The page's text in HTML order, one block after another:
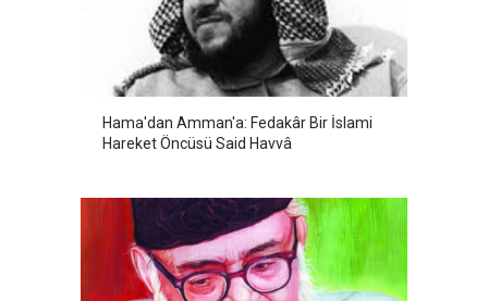
Hama'dan Amman'a: Fedakâr Bir İslami
Hareket Öncüsü Said Havvâ